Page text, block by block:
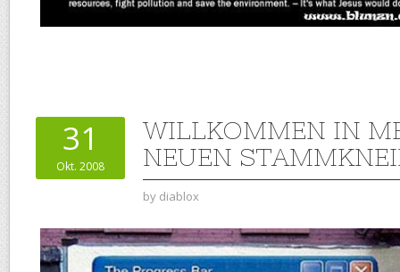
31
Okt. 2008
WILLKOMMEN IN
NEUEN
by diablox